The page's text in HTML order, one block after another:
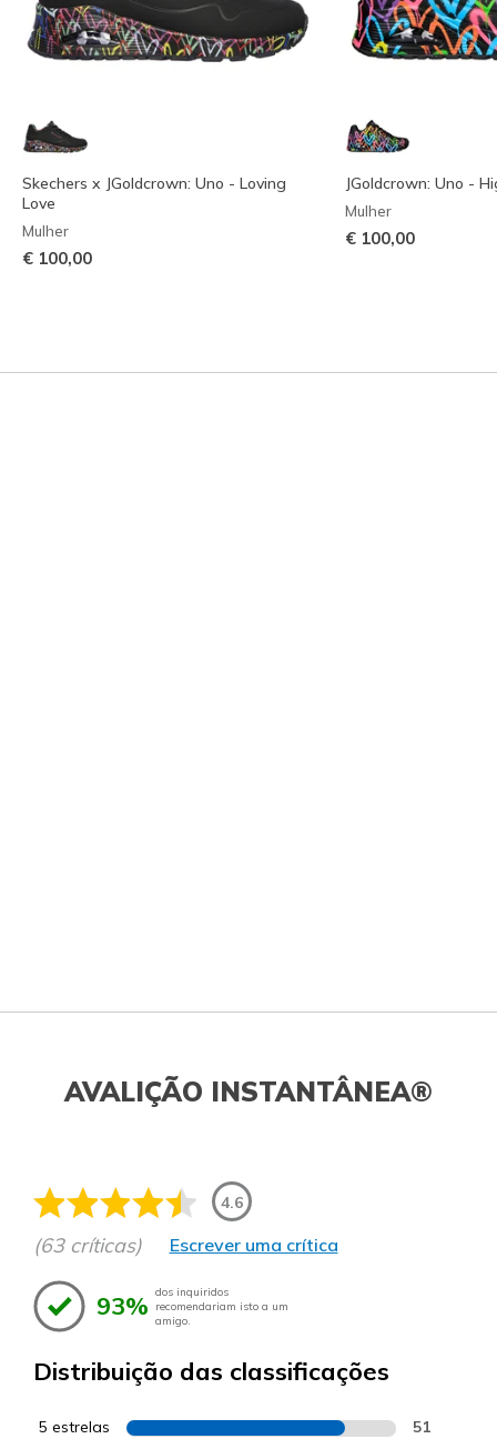
Skechers x JGoldcrown: Uno - Loving
Love
Mulher
€ 100,00
JGoldcrown: Uno -
Mulher
€ 100,00
AVALIÇÃO INSTANTÂNEA®
4.6
(63 críticas) Escrever uma crítica
93% dos inquiridos
recomendariam isto a um
amigo.
Distribuição das classificações
5 estrelas 51